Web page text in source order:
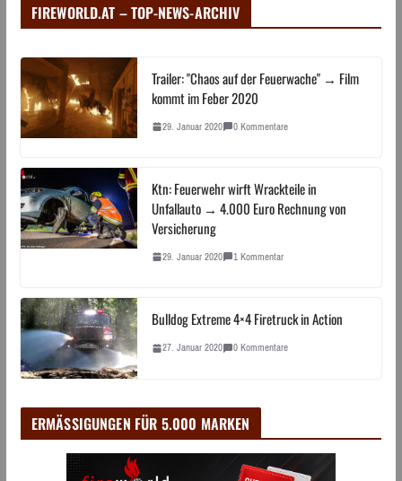
FIREWORLD.AT – TOP-NEWS-ARCHIV
Trailer: "Chaos auf der Feuerwache" → Film
kommt im Feber 2020
29. Januar 2020 0 Kommentare
Ktn: Feuerwehr wirft Wrackteile in
Unfallauto → 4.000 Euro Rechnung von
Versicherung
29. Januar 2020 1 Kommentar
Bulldog Extreme 4×4 Firetruck in Action
27. Januar 2020 0 Kommentare
ERMÄSSIGUNGEN FÜR 5.000 MARKEN